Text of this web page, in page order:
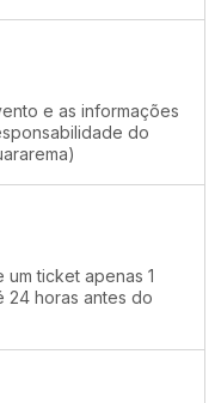
e as informações
do
ticket apenas 1
24 horas antes do